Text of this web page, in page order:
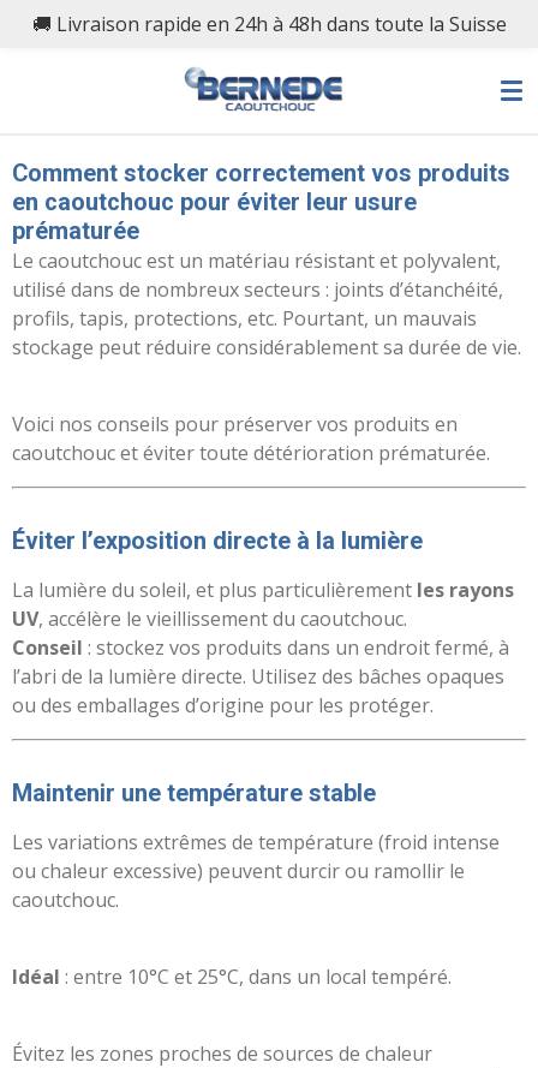
Passer
🚚 Livraison rapide en 24h à 48h dans toute la Suisse
Comment stocker correctement vos produits
en caoutchouc pour éviter leur usure
prématurée
Le caoutchouc est un matériau résistant et polyvalent,
utilisé dans de nombreux secteurs : joints d’étanchéité,
profils, tapis, protections, etc. Pourtant, un mauvais
stockage peut réduire considérablement sa durée de vie.
Voici nos conseils pour préserver vos produits en
caoutchouc et éviter toute détérioration prématurée.
Éviter l’exposition directe à la lumière
La lumière du soleil, et plus particulièrement les rayons
UV, accélère le vieillissement du caoutchouc.
Conseil : stockez vos produits dans un endroit fermé, à
l’abri de la lumière directe. Utilisez des bâches opaques
ou des emballages d’origine pour les protéger.
Maintenir une température stable
Les variations extrêmes de température (froid intense
ou chaleur excessive) peuvent durcir ou ramollir le
caoutchouc.
Idéal : entre 10°C et 25°C, dans un local tempéré.
Évitez les zones proches de sources de chaleur